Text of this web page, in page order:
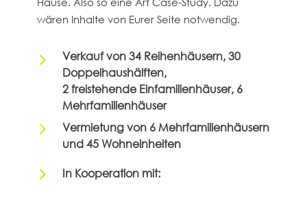
wären Inhalte von Eurer Seite notwendig.
5
Verkauf von 34 Reihenhäusern, 30
Doppelhaushälften,
2 freistehende Einfamilienhäuser, 6
Mehrfamilienhäuser
5
Vermietung von 6 Mehrfamilienhäusern
und 45 Wohneinheiten
5 In Kooperation mit: